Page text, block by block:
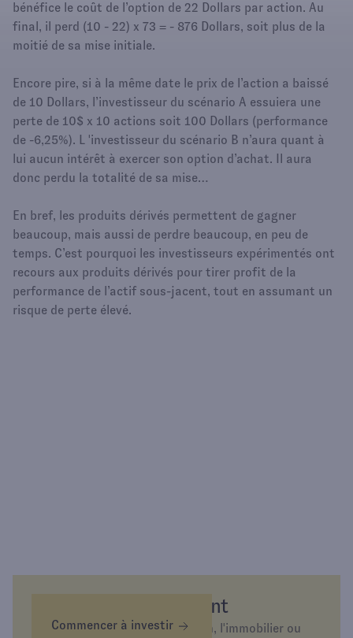
bénéfice le coût de l’option de 22 Dollars par action. Au
final, il perd (10 - 22) x 73 = - 876 Dollars, soit plus de la
moitié de sa mise initiale.
Encore pire, si à la même date le prix de l’action a baissé
de 10 Dollars, l’investisseur du scénario A essuiera une
perte de 10$ x 10 actions soit 100 Dollars (performance
de -6,25%). L 'investisseur du scénario B n’aura quant à
lui aucun intérêt à exercer son option d’achat. Il aura
donc perdu la totalité de sa mise…
En bref, les produits dérivés permettent de gagner
beaucoup, mais aussi de perdre beaucoup, en peu de
temps. C’est pourquoi les investisseurs expérimentés ont
recours aux produits dérivés pour tirer profit de la
performance de l’actif sous-jacent, tout en assumant un
risque de perte élevé.
Épargnez différemment
Envie d’investir dans l’or, la tech, l'immobilier ou
Commencer à investir